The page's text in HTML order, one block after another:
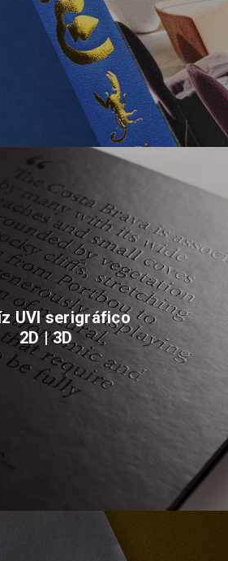
UVI serigráfico
2D | 3D